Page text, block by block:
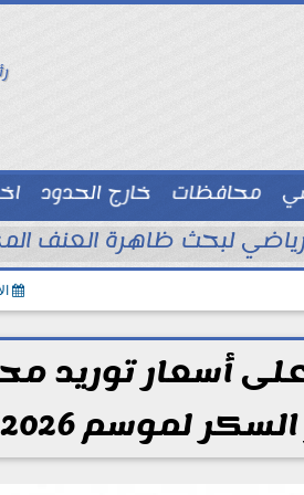
محافظات خارج الحدود
توك شو
أسعار توريد
لموسم 2025/2026